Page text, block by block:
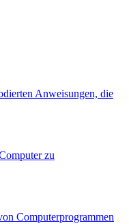
Anweisungen, die
zu
Computerprogrammen